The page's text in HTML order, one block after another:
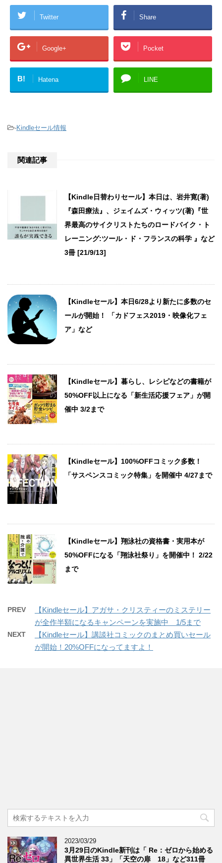
Twitter Share
Google+ Pocket
B! Hatena LINE
-Kindleセール情報
関連記事
【Kindle日替わりセール】本日は、岩井寛(著)
『森田療法』、ジェイムズ・ウィッツ(著)『世
界最高のサイクリストたちのロードバイク・ト
レーニング:ツール・ド・フランスの科学 』など
3冊 [21/9/13]
【Kindleセール】本日6/28より新たに多数のセ
ールが開始！ 「カドフェス2019・映像化フェ
ア」など
【Kindleセール】暮らし、レシピなどの書籍が
50%OFF以上になる「新生活応援フェア」が開
催中 3/2まで
【Kindleセール】100%OFFコミック多数！
「サスペンスコミック特集」を開催中 4/27まで
【Kindleセール】翔泳社の資格書・実用本が
50%OFFになる「翔泳社祭り」を開催中！ 2/22
まで
PREV
【Kindleセール】アガサ・クリスティーのミステリー
が全作半額になるキャンペーンを実施中 1/5まで
NEXT
【Kindleセール】講談社コミックのまとめ買いセール
が開始！20%OFFになってますよ！
2023/03/29
3月29日のKindle新刊は「 Re：ゼロから始める
異世界生活 33」「天空の扉 18」など311冊